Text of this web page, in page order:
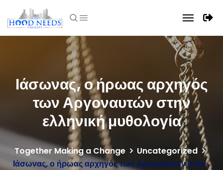
Ιάσωνας, ο ήρωας αρχηγός
των Αργοναυτών στην
ελληνική μυθολογία
Together Making a Change
Uncategorized
Ιάσωνας, ο ήρωας αρχηγός των Αργοναυτών στην